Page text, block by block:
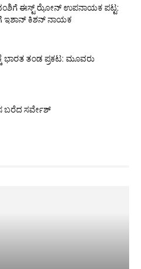
ಈಸ್ಟ್ ಝೋನ್ ಉಪನಾಯಕ ಪಟ್ಟ:
ಇಶಾನ್ ಕಿಶನ್ ನಾಯಕ
ಭಾರತ ತಂಡ ಪ್ರಕಟ: ಮೂವರು
ಬರೆದ ಸರ್ವೇಶ್